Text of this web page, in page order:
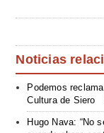
Noticias
Podemos
Cultura de Siero
Hugo Nava: “No